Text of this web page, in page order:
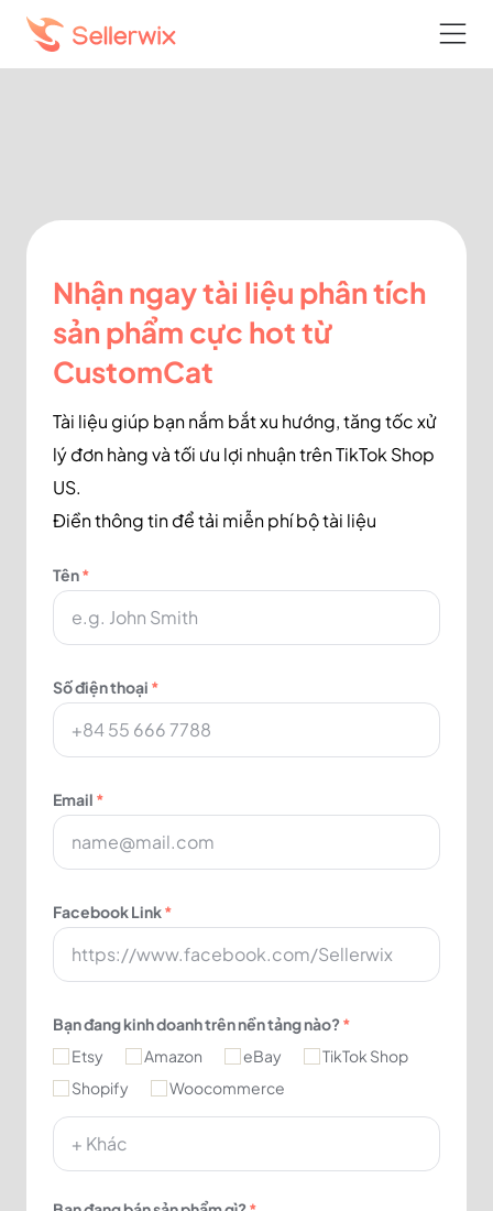
Nhận ngay tài liệu phân tích
sản phẩm cực hot từ
CustomCat
Tài liệu giúp bạn nắm bắt xu hướng, tăng tốc xử
lý đơn hàng và tối ưu lợi nhuận trên TikTok Shop
US.
Điền thông tin để tải miễn phí bộ tài liệu
Tên*
Số điện thoại *
Email *
Facebook Link*
Bạn đang kinh doanh trên nền tảng nào?*
Etsy
Amazon eBay
TikTok Shop
Shopify
Woocommerce